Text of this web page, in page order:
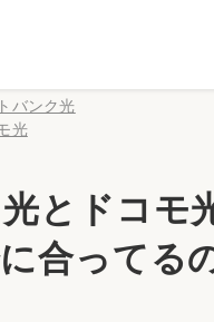
バンク光
光
とドコモ
合ってる